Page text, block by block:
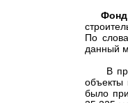
Фонд
По
данный
В
объекты
было